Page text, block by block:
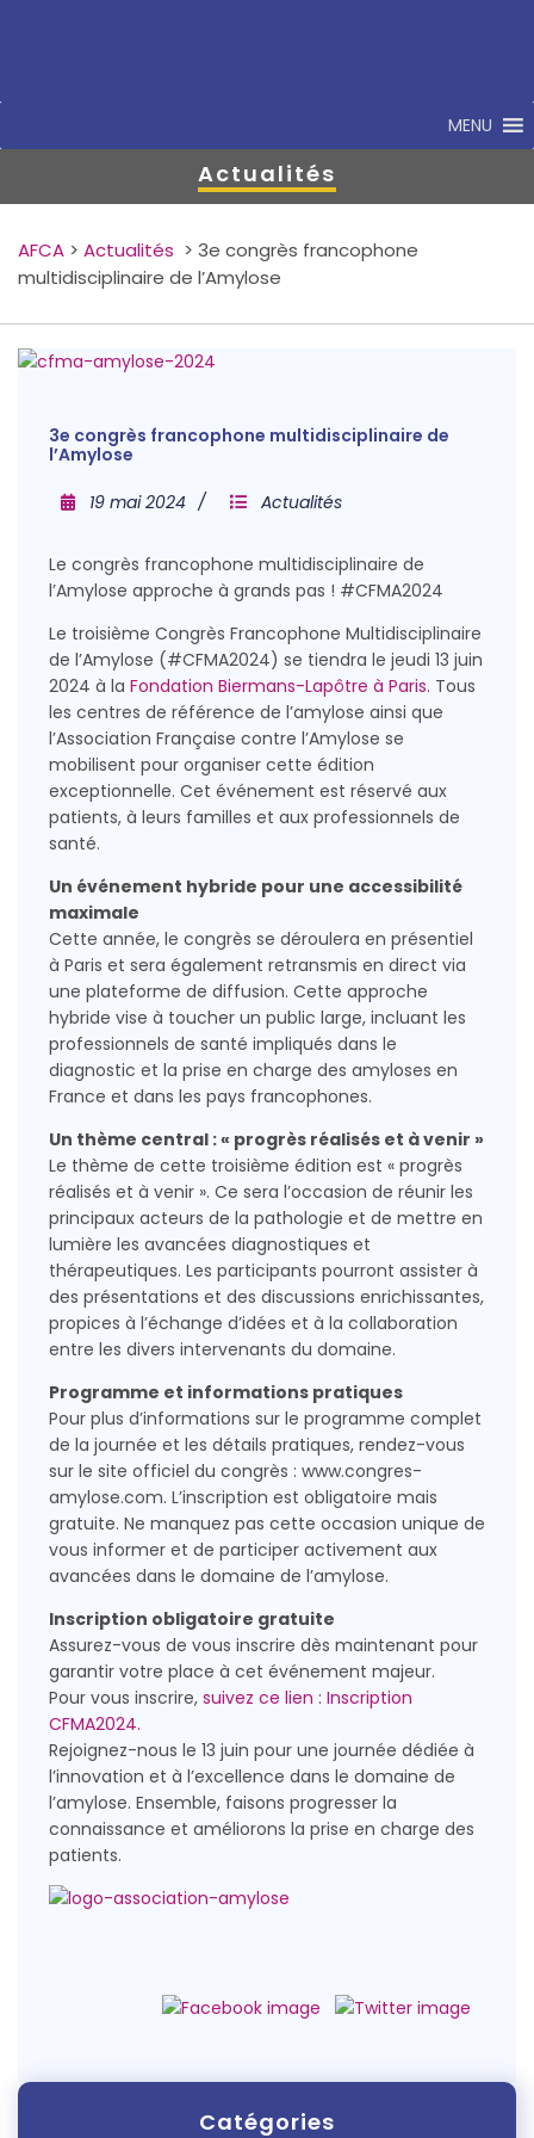
MENU
Actualités
AFCA > Actualités > 3e congrès francophone
multidisciplinaire de l’Amylose
3e congrès francophone multidisciplinaire de
l’Amylose
19 mai 2024
Actualités
Le congrès francophone multidisciplinaire de
l’Amylose approche à grands pas ! #CFMA2024
Le troisième Congrès Francophone Multidisciplinaire
de l’Amylose (#CFMA2024) se tiendra le jeudi 13 juin
2024 à la Fondation Biermans-Lapôtre à Paris. Tous
les centres de référence de l’amylose ainsi que
l’Association Française contre l’Amylose se
mobilisent pour organiser cette édition
exceptionnelle. Cet événement est réservé aux
patients, à leurs familles et aux professionnels de
santé.
Un événement hybride pour une accessibilité
maximale
Cette année, le congrès se déroulera en présentiel
à Paris et sera également retransmis en direct via
une plateforme de diffusion. Cette approche
hybride vise à toucher un public large, incluant les
professionnels de santé impliqués dans le
diagnostic et la prise en charge des amyloses en
France et dans les pays francophones.
Un thème central : « progrès réalisés et à venir »
Le thème de cette troisième édition est « progrès
réalisés et à venir ». Ce sera l’occasion de réunir les
principaux acteurs de la pathologie et de mettre en
lumière les avancées diagnostiques et
thérapeutiques. Les participants pourront assister à
des présentations et des discussions enrichissantes,
propices à l’échange d’idées et à la collaboration
entre les divers intervenants du domaine.
Programme et informations pratiques
Pour plus d’informations sur le programme complet
de la journée et les détails pratiques, rendez-vous
sur le site officiel du congrès : www.congres-
amylose.com. L’inscription est obligatoire mais
gratuite. Ne manquez pas cette occasion unique de
vous informer et de participer activement aux
avancées dans le domaine de l’amylose.
Inscription obligatoire gratuite
Assurez-vous de vous inscrire dès maintenant pour
garantir votre place à cet événement majeur.
Pour vous inscrire, suivez ce lien : Inscription
CFMA2024.
Rejoignez-nous le 13 juin pour une journée dédiée à
l’innovation et à l’excellence dans le domaine de
l’amylose. Ensemble, faisons progresser la
connaissance et améliorons la prise en charge des
patients.
Catégories